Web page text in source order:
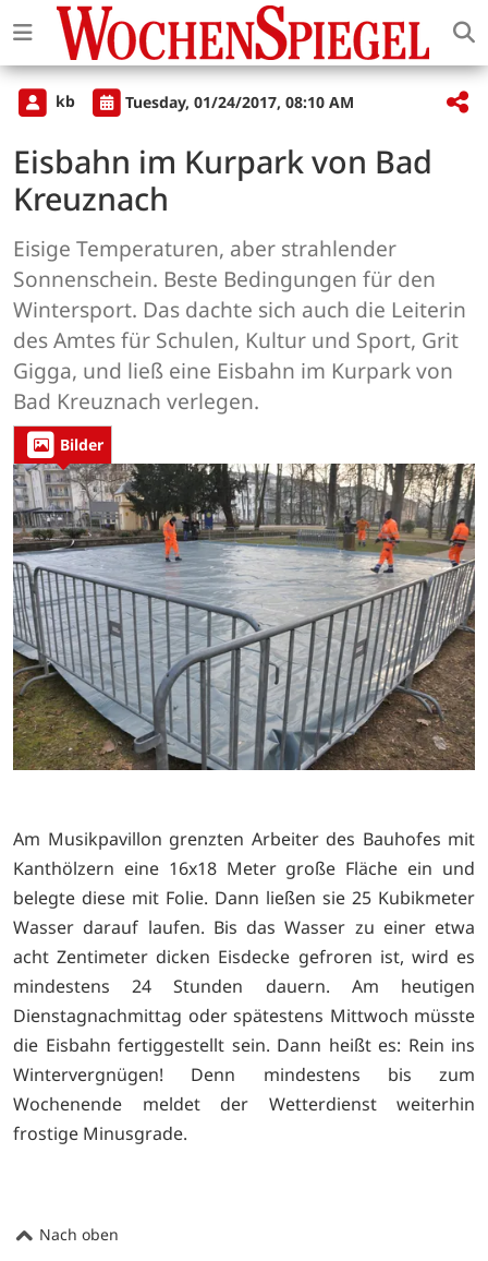
kb Tuesday, 01/24/2017, 08:10 AM
Eisbahn im Kurpark von Bad
Kreuznach
Eisige Temperaturen, aber strahlender
Sonnenschein. Beste Bedingungen für den
Wintersport. Das dachte sich auch die Leiterin
des Amtes für Schulen, Kultur und Sport, Grit
Gigga, und ließ eine Eisbahn im Kurpark von
Bad Kreuznach verlegen.
Bilder
Am Musikpavillon grenzten Arbeiter des Bauhofes mit
Kanthölzern eine 16x18 Meter große Fläche ein und
belegte diese mit Folie. Dann ließen sie 25 Kubikmeter
Wasser darauf laufen. Bis das Wasser zu einer etwa
acht Zentimeter dicken Eisdecke gefroren ist, wird es
mindestens 24 Stunden dauern. Am heutigen
Dienstagnachmittag oder spätestens Mittwoch müsste
die Eisbahn fertiggestellt sein. Dann heißt es: Rein ins
Wintervergnügen! Denn mindestens bis zum
Wochenende meldet der Wetterdienst weiterhin
frostige Minusgrade.
Nach oben